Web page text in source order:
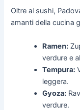
Oltre al sushi,
amanti della cucina
Ramen:
verdure e
Tempura:
leggera.
Gyoza:
verdure.